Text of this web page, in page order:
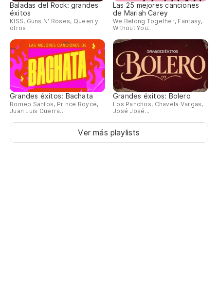
Baladas del Rock: grandes
éxitos
KISS, Guns N' Roses, Queen y
otros
Las 25 mejores canciones
de Mariah Carey
We Belong Together, Fantasy,
Without You...
Grandes éxitos: Bachata
Romeo Santos, Prince Royce,
Juan Luis Guerra...
Grandes éxitos: Bolero
Los Panchos, Chavela Vargas,
José José...
Ver más playlists